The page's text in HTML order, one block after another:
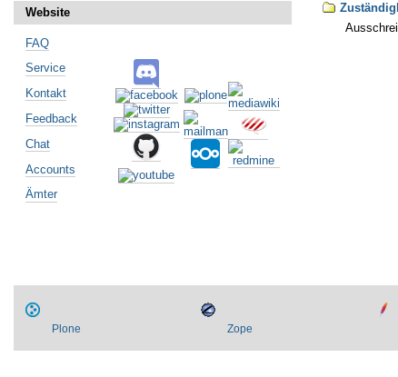
Website
FAQ
Service
Kontakt
Feedback
Chat
Accounts
Ämter
Plone Zope